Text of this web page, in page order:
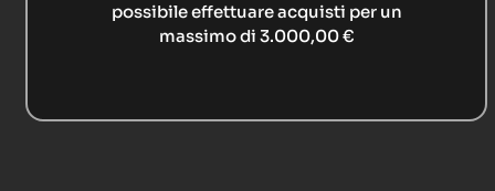
possibile effettuare acquisti per un
massimo di 3.000,00 €